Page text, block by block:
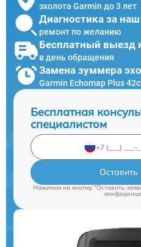
эхолота Garmin до 3 лет
Диагностика за наш
ремонт по желанию
Бесплатный выезд
в день обращения
Замена зуммера
Garmin Echomap Plus
Бесплатная
специалистом
Оставить
Нажимая на кнопку "Оставить